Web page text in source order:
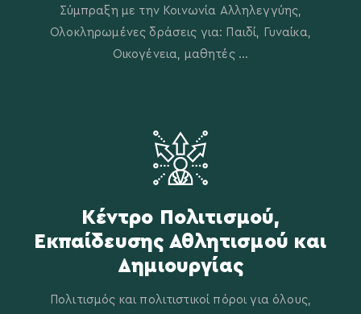
Κέντρο Πολιτισμού,
Εκπαίδευσης Αθλητισμού και
Δημιουργίας
Πολιτισμός και πολιτιστικοί πόροι για όλους,
Σύμπραξη με την Κοινωνία Αλληλεγγύης,
Ολοκληρωμένες δράσεις για: Παιδί, Γυναίκα,
Οικογένεια, μαθητές ...